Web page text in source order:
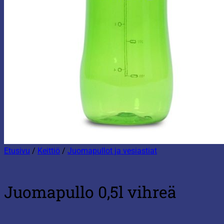
Etusivu / Keittiö / Juomapullot ja vesiastiat
Juomapullo 0,5l vihreä